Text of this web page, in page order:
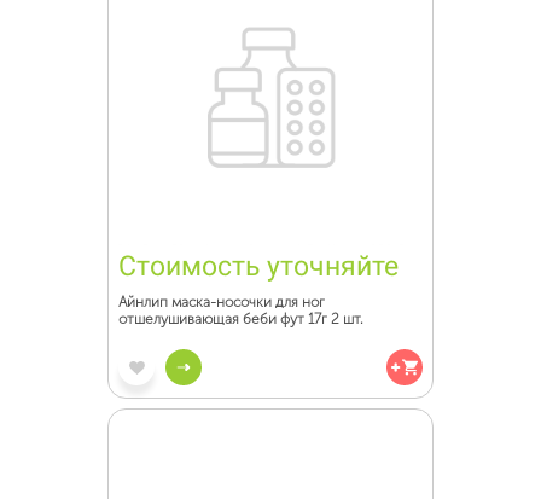
Стоимость уточняйте
Айнлип маска-носочки для ног
отшелушивающая беби фут 17г 2 шт.